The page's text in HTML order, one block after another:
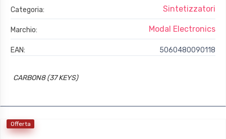
Categoria:
Sintetizzatori
Marchio: Modal Electronics
EAN: 5060480090118
CARBON8 (37 KEYS)
Offerta